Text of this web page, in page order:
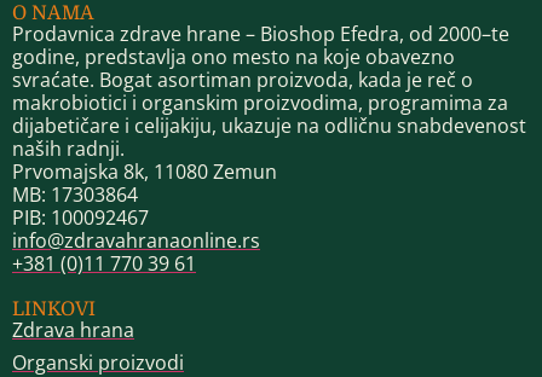
O NAMA
Prodavnica zdrave hrane – Bioshop Efedra, od 2000–te
godine, predstavlja ono mesto na koje obavezno
svraćate. Bogat asortiman proizvoda, kada je reč o
makrobiotici i organskim proizvodima, programima za
dijabetičare i celijakiju, ukazuje na odličnu snabdevenost
naših radnji.
Prvomajska 8k, 11080 Zemun
MB: 17303864
PIB: 100092467
info@zdravahranaonline.rs
+381 (0)11 770 39 61
LINKOVI
Zdrava hrana
Organski proizvodi